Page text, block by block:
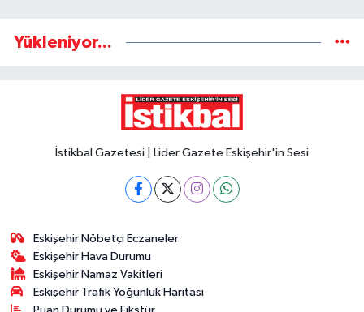
Yükleniyor...
İstikbal Gazetesi | Lider Gazete Eskişehir'in Sesi
Eskişehir Nöbetçi Eczaneler
Eskişehir Hava Durumu
Eskişehir Namaz Vakitleri
Eskişehir Trafik Yoğunluk Haritası